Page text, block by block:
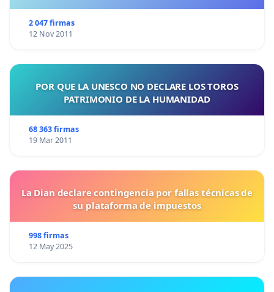
2 047 firmas
12 Nov 2011
POR QUE LA UNESCO NO DECLARE LOS TOROS
PATRIMONIO DE LA HUMANIDAD
68 363 firmas
19 Mar 2011
La Dian declare contingencia por fallas técnicas de
su plataforma de impuestos
998 firmas
12 May 2025